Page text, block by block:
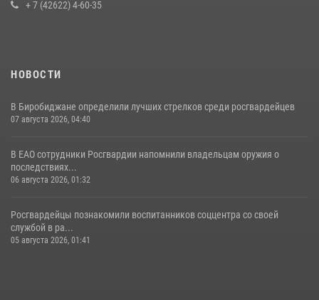
+ 7 (42622) 4-60-35
НОВОСТИ
В Биробиджане определили лучших стрелков среди росгвардейцев
07 августа 2026, 04:40
В ЕАО сотрудники Росгвардии напомнили владельцам оружия о
последствиях...
06 августа 2026, 01:32
Росгвардейцы познакомили воспитанников соццентра со своей
службой в ра...
05 августа 2026, 01:41